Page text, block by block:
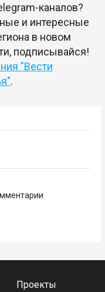
каналов?
и интересные
в новом
подписывайся!
"Вести
.
Проекты